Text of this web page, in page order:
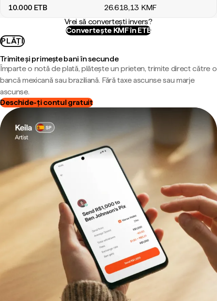
10.000 ETB 26.618,13 KMF
Vrei să convertești invers?
Convertește KMF în ETB
PLĂȚI
Trimite și primește bani în secunde
Împarte o notă de plată, plătește un prieten, trimite direct către o
bancă mexicană sau braziliană. Fără taxe ascunse sau marje
ascunse.
Deschide-ți contul gratuit